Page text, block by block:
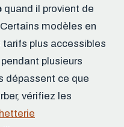
quand il provient de
modèles en
tarifs plus accessibles
plusieurs
dépassent ce que
vérifiez les